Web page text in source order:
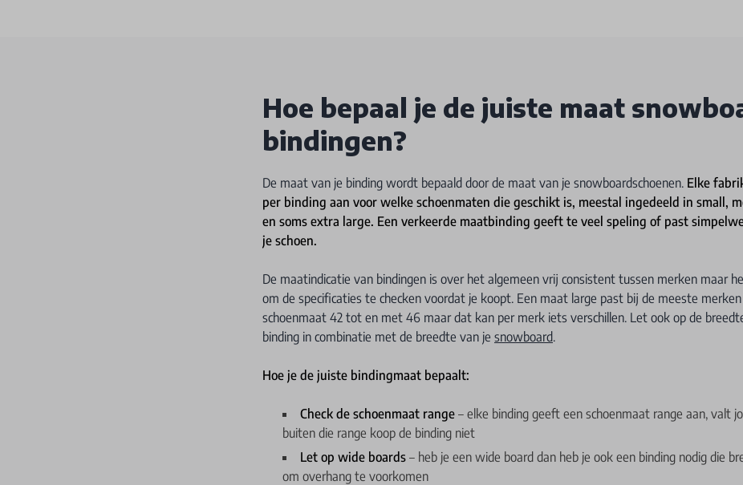
Hoe bepaal je de juiste maat
bindingen?
De maat van je binding wordt bepaald door de maat van je snowboardschoenen. Elke
per binding aan voor welke schoenmaten die geschikt is, meestal ingedeeld in small,
en soms extra large. Een verkeerde maatbinding geeft te veel speling of past
je schoen.
De maatindicatie van bindingen is over het algemeen vrij consistent tussen merken maar
om de specificaties te checken voordat je koopt. Een maat large past bij de meeste
schoenmaat 42 tot en met 46 maar dat kan per merk iets verschillen. Let ook op de
binding in combinatie met de breedte van je snowboard.
Hoe je de juiste bindingmaat bepaalt:
Check de schoenmaat range – elke binding geeft een schoenmaat range aan, valt
buiten die range koop de binding niet
Let op wide boards – heb je een wide board dan heb je ook een binding nodig die
om overhang te voorkomen